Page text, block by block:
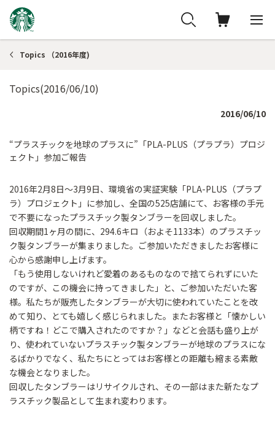
Topics （2016年度)
Topics(2016/06/10)
2016/06/10
“プラスチックを地球のプラスに”「PLA-PLUS（プラプラ）プロジ
ェクト」参加ご報告
2016年2月8日～3月9日、環境省の実証実験「PLA-PLUS（プラプ
ラ）プロジェクト」に参加し、全国の525店舗にて、お客様の手元
で不要になったプラスチック製タンブラーを回収しました。
回収期間1ヶ月の間に、294.6キロ（およそ1133本）のプラスチッ
ク製タンブラーが集まりました。ご参加いただきましたお客様に
心から感謝申し上げます。
「もう使用しないけれど愛着のあるものなので捨てられずにいた
のですが、この機会に持ってきました」と、ご参加いただいた客
様。私たちが販売したタンブラーが大切に使われていたことを改
めて知り、とても嬉しく感じられました。またお客様と「懐かしい
柄ですね！どこで購入されたのですか？」などと会話も盛り上が
り、使われていないプラスチック製タンブラーが地球のプラスにな
るばかりでなく、私たちにとってはお客様との距離も縮まる素敵
な機会となりました。
回収したタンブラーはリサイクルされ、その一部はまた新たなプ
ラスチック製品として生まれ変わります。